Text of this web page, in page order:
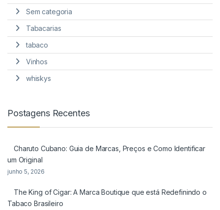
Sem categoria
Tabacarias
tabaco
Vinhos
whiskys
Postagens Recentes
Charuto Cubano: Guia de Marcas, Preços e Como Identificar
um Original
junho 5, 2026
The King of Cigar: A Marca Boutique que está Redefinindo o
Tabaco Brasileiro